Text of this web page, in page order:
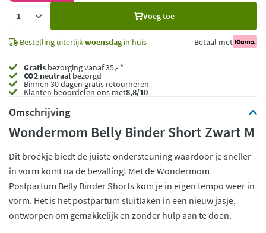
Voeg toe
Bestelling uiterlijkwoensdagin huis Betaal met
Gratis bezorging vanaf 35,- *
CO2 neutraalbezorgd
Binnen 30 dagen gratis retourneren
Klanten beoordelen ons met8,8/10
Omschrijving
Wondermom Belly Binder Short Zwart M
Dit broekje biedt de juiste ondersteuning waardoor je sneller
in vorm komt na de bevalling! Met de Wondermom
Postpartum Belly Binder Shorts kom je in eigen tempo weer in
vorm. Het is het postpartum sluitlaken in een nieuw jasje,
ontworpen om gemakkelijk en zonder hulp aan te doen.